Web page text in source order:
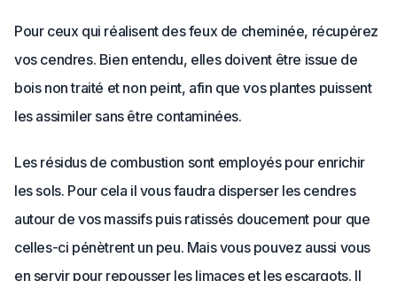
Pour ceux qui réalisent des feux de cheminée, récupérez
vos cendres. Bien entendu, elles doivent être issue de
bois non traité et non peint, afin que vos plantes puissent
les assimiler sans être contaminées.
Les résidus de combustion sont employés pour enrichir
les sols. Pour cela il vous faudra disperser les cendres
autour de vos massifs puis ratissés doucement pour que
celles-ci pénètrent un peu. Mais vous pouvez aussi vous
en servir pour repousser les limaces et les escargots. Il